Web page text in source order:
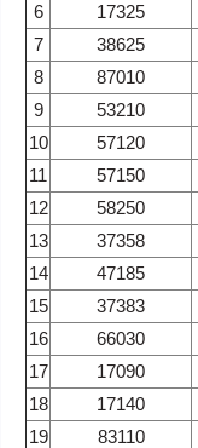
6
17325
7
38625
8
87010
9
53210
10
57120
11
57150
12
58250
13
37358
14
47185
15
37383
16
66030
17
17090
18
17140
19
83110